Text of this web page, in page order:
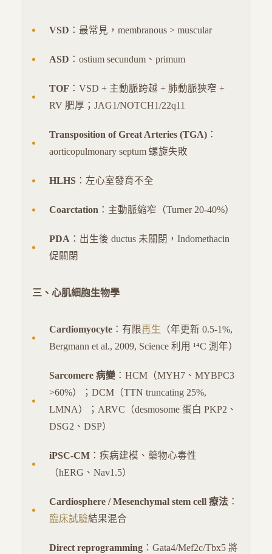
VSD ：最常見，membranous > muscular
ASD ：ostium secundum、primum
TOF ：VSD + 主動脈跨越 + 肺動脈狹窄 +
RV 肥厚；JAG1/NOTCH1/22q11
Transposition of Great Arteries (TGA) ：
aorticopulmonary septum 螺旋失敗
HLHS ：左心室發育不全
Coarctation ：主動脈縮窄（Turner 20-40%）
PDA ：出生後 ductus 未關閉，Indomethacin
促關閉
三、心肌細胞生物學
Cardiomyocyte ：有限再生
（年更新 0.5-1%,
Bergmann et al., 2009, Science 利用 ¹⁴C 測年）
Sarcomere 病變 ：HCM（MYH7、MYBPC3
>60%）；DCM（TTN truncating 25%,
LMNA）；ARVC（desmosome 蛋白 PKP2、
DSG2、DSP）
iPSC-CM ：疾病建模、藥物心毒性
（hERG、Nav1.5）
Cardiosphere / Mesenchymal stem cell 療法 ：
臨床試驗結果混合
Direct reprogramming ：Gata4/Mef2c/Tbx5 將